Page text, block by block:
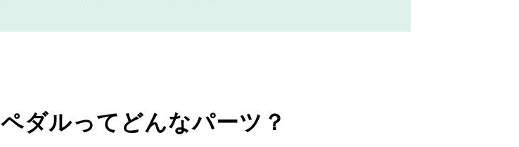
ペダルってどんなパーツ？